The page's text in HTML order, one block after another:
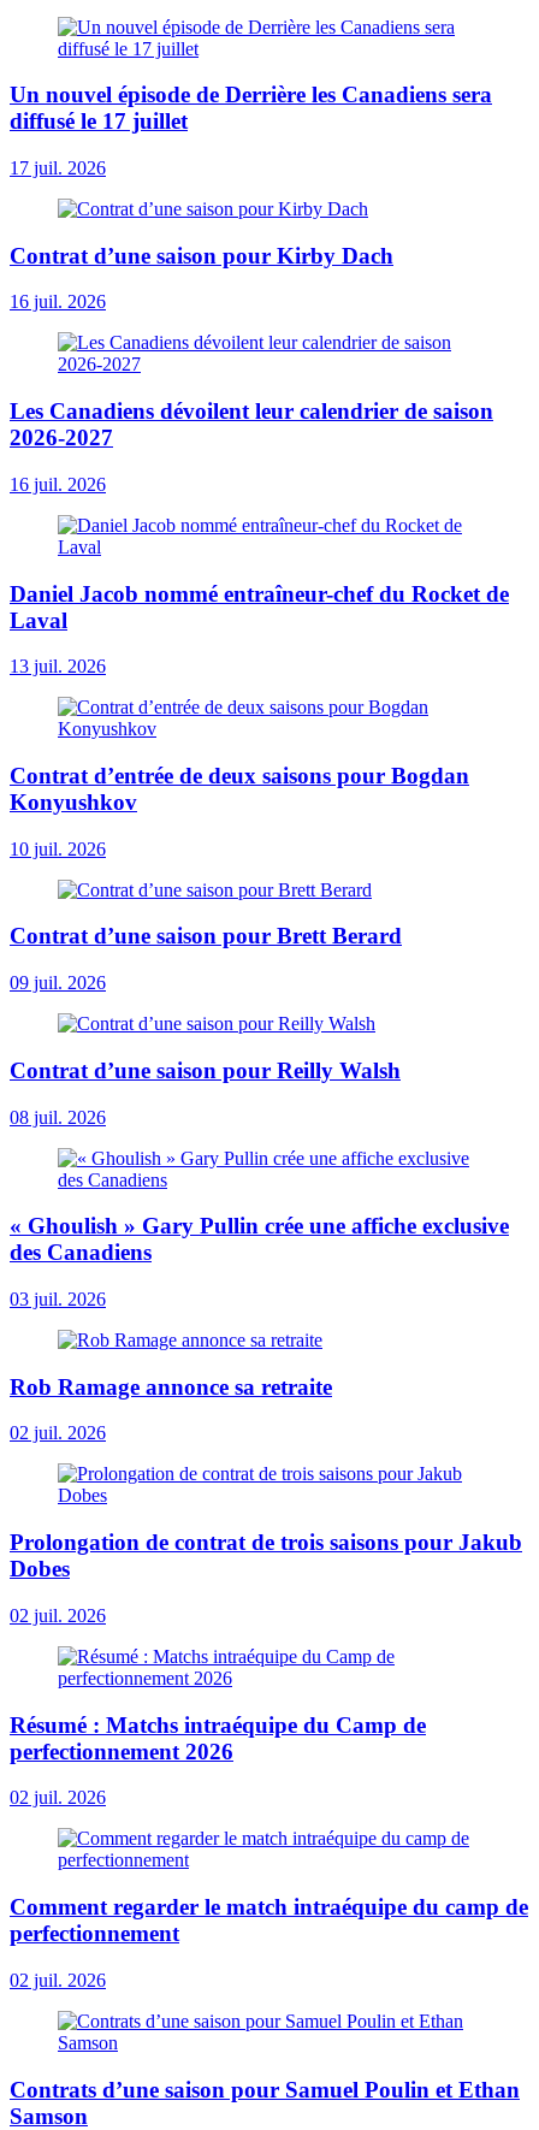
Un nouvel épisode de Derrière les Canadiens sera
diffusé le 17 juillet
17 juil. 2026
Contrat d’une saison pour Kirby Dach
16 juil. 2026
Les Canadiens dévoilent leur calendrier de saison
2026-2027
16 juil. 2026
Daniel Jacob nommé entraîneur-chef du Rocket de
Laval
13 juil. 2026
Contrat d’entrée de deux saisons pour Bogdan
Konyushkov
10 juil. 2026
Contrat d’une saison pour Brett Berard
09 juil. 2026
Contrat d’une saison pour Reilly Walsh
08 juil. 2026
« Ghoulish » Gary Pullin crée une affiche exclusive
des Canadiens
03 juil. 2026
Rob Ramage annonce sa retraite
02 juil. 2026
Prolongation de contrat de trois saisons pour Jakub
Dobes
02 juil. 2026
Résumé : Matchs intraéquipe du Camp de
perfectionnement 2026
02 juil. 2026
Comment regarder le match intraéquipe du camp de
perfectionnement
02 juil. 2026
Contrats d’une saison pour Samuel Poulin et Ethan
Samson